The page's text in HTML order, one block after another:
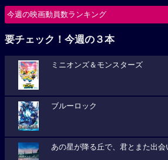
今週の映画動員数ランキング
要チェック！今週の３本
ミニオンズ＆モンスターズ
ブルーロック
あの星が降る丘で、君とまた出会